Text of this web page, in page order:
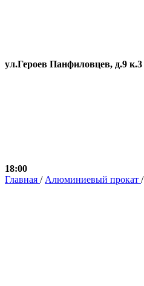
ул.Героев Панфиловцев, д.9 к.3
18:00
Главная / Алюминиевый прокат /